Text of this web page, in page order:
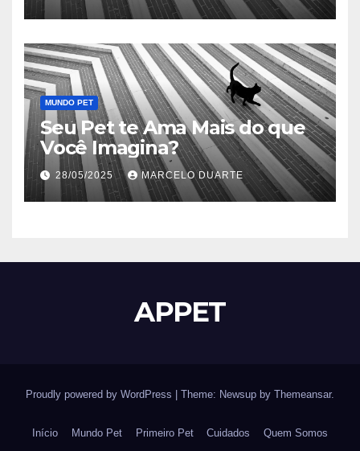
MUNDO PET
Seu Pet te Ama Mais do que
Você Imagina?
28/05/2025 MARCELO DUARTE
APPET
Proudly powered by WordPress Theme: Newsup by Themeansar.
Início Mundo Pet Primeiro Pet Cuidados Quem Somos